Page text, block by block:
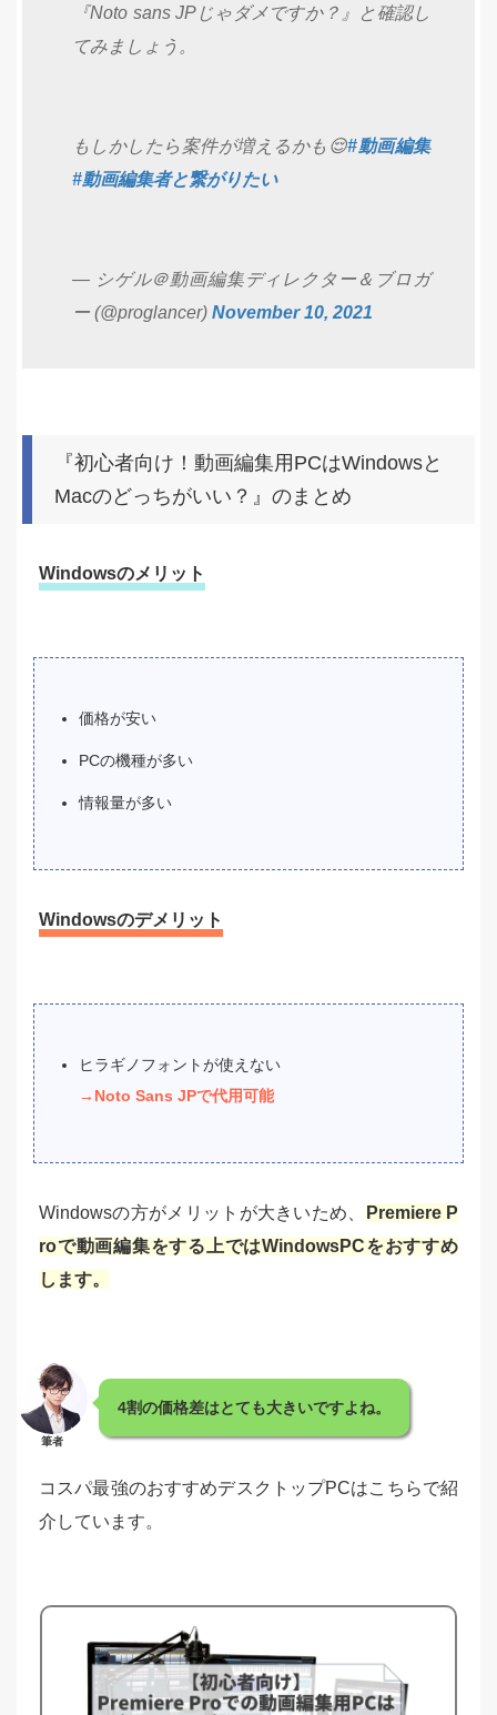
『Noto sans JPじゃダメですか？』と確認し
てみましょう。
もしかしたら案件が増えるかも😌#動画編集
#動画編集者と繋がりたい
— シゲル＠動画編集ディレクター＆ブロガ
ー (@proglancer) November 10, 2021
『初心者向け！動画編集用PCはWindowsと
Macのどっちがいい？』のまとめ
Windowsのメリット
価格が安い
PCの機種が多い
情報量が多い
Windowsのデメリット
ヒラギノフォントが使えない
→Noto Sans JPで代用可能
Windowsの方がメリットが大きいため、
Premiere P
roで動画編集をする上ではWindowsPCをおすすめ
します。
筆者
4割の価格差はとても大きいですよね。
コスパ最強のおすすめデスクトップPCはこちらで紹
介しています。